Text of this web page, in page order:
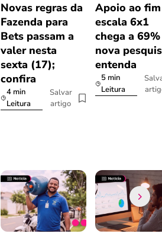
Novas regras da
Fazenda para
Bets passam a
valer nesta
sexta (17);
confira
4 min
Leitura
Salvar
artigo
Apoio ao
escala 6x1
chega a
nova
entenda
5 min
Leitura